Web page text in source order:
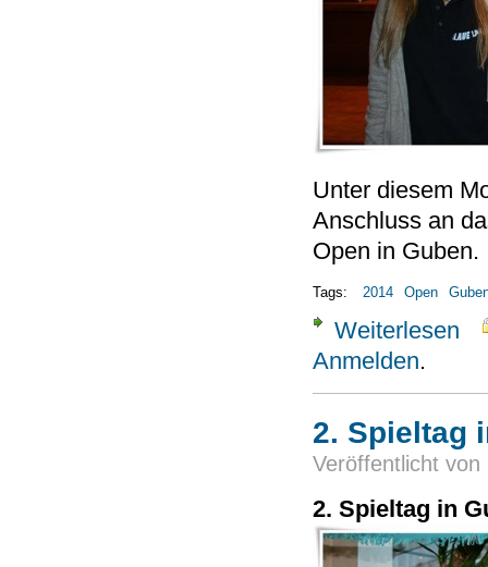
Unter diesem
Anschluss an
Open in Guben.
Tags: 2014 Open
Weiterlesen
Anmelden.
2. Spieltag
Veröffentlicht von
2. Spieltag in